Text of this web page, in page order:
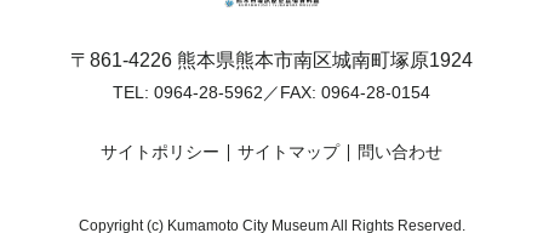
〒861-4226 熊本県熊本市南区城南町塚原1924
TEL: 0964-28-5962 ／FAX: 0964-28-0154
サイトポリシー サイトマップ 問い合わせ
Copyright (c) Kumamoto City Museum All Rights Reserved.